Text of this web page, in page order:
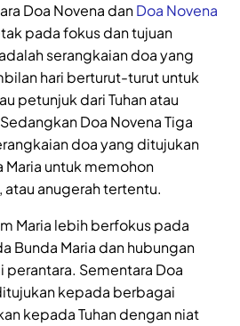
Doa Novena danDoa Novena
pada fokus dan tujuan
serangkaian doa yang
hari berturut-turut untuk
petunjuk dari Tuhan atau
Doa Novena Tiga
doa yang ditujukan
Maria untuk memohon
anugerah tertentu.
Maria lebih berfokus pada
Bunda Maria dan hubungan
perantara. Sementara Doa
kepada berbagai
kepada Tuhan dengan niat